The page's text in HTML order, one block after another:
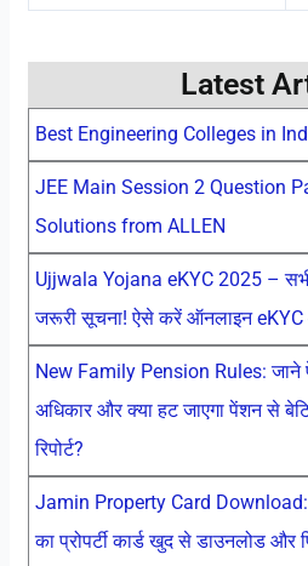
Latest
Best Engineering Colleges in
JEE Main Session 2 Question
Solutions from ALLEN
Ujjwala Yojana eKYC 2025 – सभी
जरूरी सूचना! ऐसे करें ऑनलाइन eKYC
New Family Pension Rules: जाने
अधिकार और क्या हट जाएगा पेंशन से
रिपोर्ट?
Jamin Property Card Download:
का प्रोपर्टी कार्ड खुद से डाउनलोड और